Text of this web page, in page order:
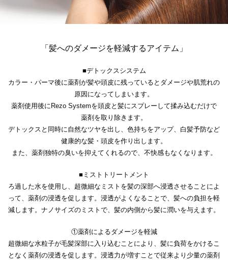
「髪へのダメージを軽減するアイテム」
■デトックスシステム
カラー・パーマ後に薬剤が髪や頭皮に残っているとダメージや肌荒れの
原因になってしまいます。
薬剤使用後にRezo Systemを頭皮と髪にスプレーして揉み込むだけで
薬剤を取り除きます。
デトックスと同時に自然なツヤを出し、色持ちをアップ、白髪予防など
健康的な髪・頭皮を作り出します。
また、薬剤独特の臭いを抑えてくれるので、不快感もなくなります。
■ミストトリートメント
ろ過した水を使用し、超微細なミストを髪の深部へ浸透させることによ
って、薬剤の浸透を促します。浸透がよくなることで、髪への負担を軽
減します。ナノサイズのミストで、髪の内側から髪に潤いを与えます。
①薬剤によるダメージを軽減
超微細な水粒子が毛髪深部に入り込むことにより、髪に負荷をかけるこ
となく薬剤の浸透を促します。浸透力が増すことで従来より少量の薬剤